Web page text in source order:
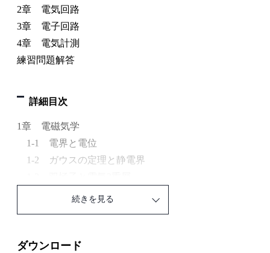
2章 電気回路
3章 電子回路
4章 電気計測
練習問題解答
詳細目次
1章 電磁気学
1-1 電界と電位
1-2 ガウスの定理と静電界
1-4 静電容量と誘電体
1-7 磁界
続きを見る
ダウンロード